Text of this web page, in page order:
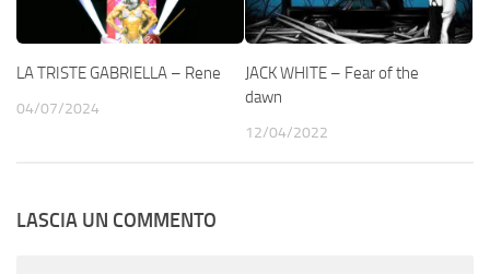
LA TRISTE GABRIELLA – Rene
04/07/2024
JACK WHITE – Fear of the
dawn
12/04/2022
LASCIA UN COMMENTO